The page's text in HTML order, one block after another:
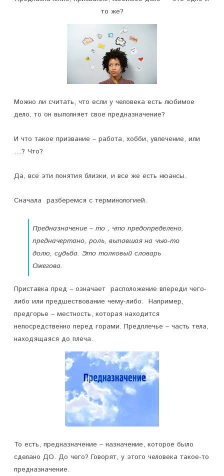
а
д
а
а
и
е
п
р
а
н
то же?
Можно ли считать, что если у человека есть любимое
дело, то он выполняет свое предназначение?
И что такое призвание – работа, хобби, увлечение, или
…? Что?
Да, все эти понятия близки, и все же есть нюансы.
Сначала разберемся с терминологией.
Предназначение – то , что предопределено,
предначертано, роль, выпавшая на чью-то
долю, судьба. Это толковый словарь
Ожегова.
Приставка пред – означает расположение впереди чего-
либо или предшествование чему-либо. Например,
предгорье – местность, которая находится
непосредственно перед горами. Предплечье – часть тела,
находящаяся до плеча.
То есть, предназначение – назначение, которое было
сделано ДО. До чего? Говорят, у этого человека такое-то
предназначение.